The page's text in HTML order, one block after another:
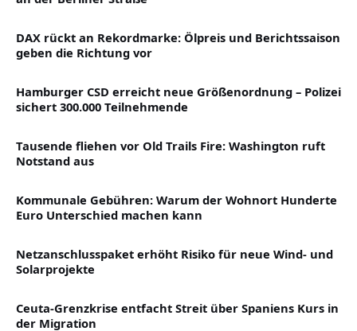
DAX rückt an Rekordmarke: Ölpreis und Berichtssaison
geben die Richtung vor
Hamburger CSD erreicht neue Größenordnung – Polizei
sichert 300.000 Teilnehmende
Tausende fliehen vor Old Trails Fire: Washington ruft
Notstand aus
Kommunale Gebühren: Warum der Wohnort Hunderte
Euro Unterschied machen kann
Netzanschlusspaket erhöht Risiko für neue Wind- und
Solarprojekte
Ceuta-Grenzkrise entfacht Streit über Spaniens Kurs in
der Migration